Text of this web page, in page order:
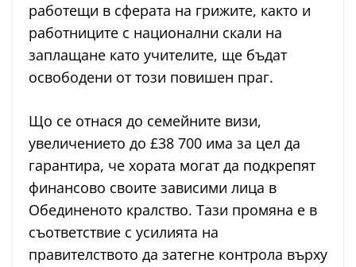
работещи в сферата на грижите, както и
работниците с национални скали на
заплащане като учителите, ще бъдат
освободени от този повишен праг​​​​.
Що се отнася до семейните визи,
увеличението до £38 700 има за цел да
гарантира, че хората могат да подкрепят
финансово своите зависими лица в
Обединеното кралство. Тази промяна е в
съответствие с усилията на
правителството да затегне контрола върху